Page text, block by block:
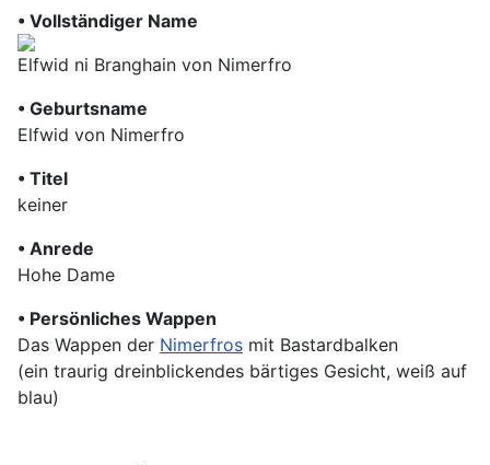
• Vollständiger Name
Elfwid ni Branghain von Nimerfro
• Geburtsname
Elfwid von Nimerfro
• Titel
keiner
• Anrede
Hohe Dame
• Persönliches Wappen
Das Wappen der Nimerfros mit Bastardbalken
(ein traurig dreinblickendes bärtiges Gesicht, weiß auf
blau)